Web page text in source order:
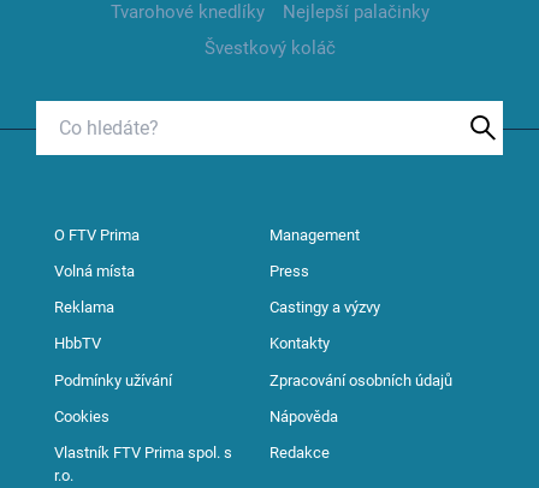
Tvarohové knedlíky
Nejlepší palačinky
Švestkový koláč
O FTV Prima Management
Volná místa Press
Reklama Castingy a výzvy
HbbTV Kontakty
Podmínky užívání Zpracování osobních údajů
Cookies Nápověda
Vlastník FTV Prima spol. s
r.o.
Redakce